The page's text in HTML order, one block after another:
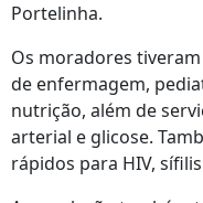
Portelinha.
Os moradores
de enfermagem,
nutrição, além de
arterial e glicose.
rápidos para HIV,